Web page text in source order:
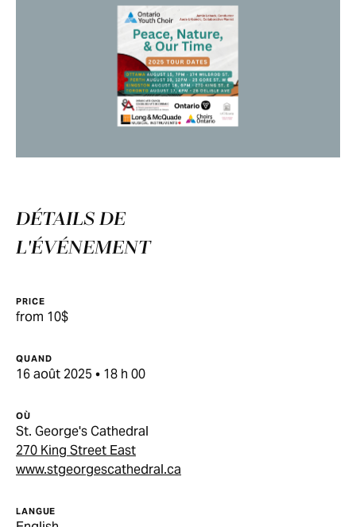
DÉTAILS DE
L'ÉVÉNEMENT
PRICE
from 10$
QUAND
16 août 2025 • 18 h 00
OÙ
St. George's Cathedral
270 King Street East
www.stgeorgescathedral.ca
LANGUE